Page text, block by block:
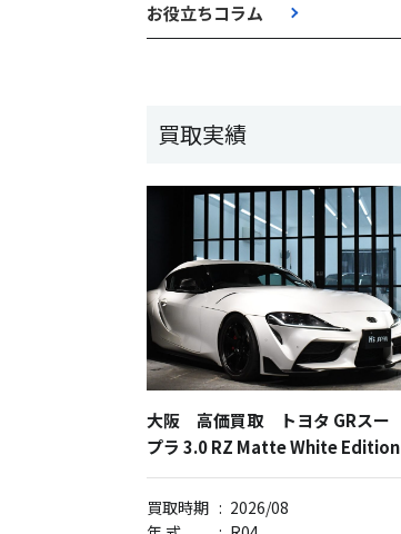
お役立ちコラム
買取実績
大阪 高価買取 トヨタ GRスー
プラ 3.0 RZ Matte White Edition
買取時期 : 2026/08